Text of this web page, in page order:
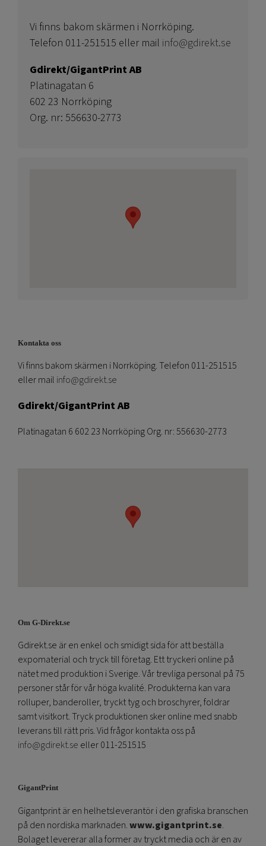
Vi finns bakom skärmen i Norrköping.
Telefon 011-251515 eller mail info@gdirekt.se
Gdirekt/GigantPrint AB
Platinagatan 6
602 23 Norrköping
Org. nr: 556630-2773
Kontakta oss
Vi finns bakom skärmen i Norrköping. Telefon 011-251515
eller mail info@gdirekt.se
Gdirekt/GigantPrint AB
Platinagatan 6 602 23 Norrköping Org. nr: 556630-2773
Om G-Direkt.se
Gdirekt.se är en enkel och smidigt sida för att beställa
expomaterial och tryck till företag. Ett tryckeri online på
nätet med produktion i Sverige. Vår trevliga personal på 75
personer står för vår höga kvalité. Produkterna kan vara
rolluper, banderoller, tryckt tyg och broschyrer, foldrar
samt visitkort. Tryck produktionen sker online med snabb
leverans till rätt pris. Vid frågor kontakta oss på
info@gdirekt.se eller 011-251515
GigantPrint
Gigantprint är en helhetsleverantör i den grafiska branschen
på den nordiska marknaden.www.gigantprint.se.
Bolaget levererar alla former av tryckt media och är en av